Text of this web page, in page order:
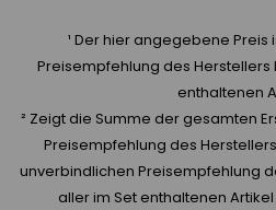
¹ Der hier angegebene
Preisempfehlung des Herstellers
enthaltenen
² Zeigt die Summe der gesamten
Preisempfehlung des
unverbindlichen Preisempfehlung
aller im Set enthaltenen